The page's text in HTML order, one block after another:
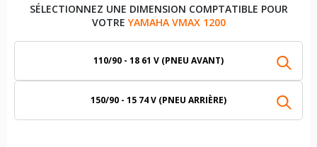
SÉLECTIONNEZ UNE DIMENSION COMPTATIBLE POUR
VOTREYAMAHA VMAX 1200
110/90 - 18 61 V (PNEU AVANT)
150/90 - 15 74 V (PNEU ARRIÈRE)